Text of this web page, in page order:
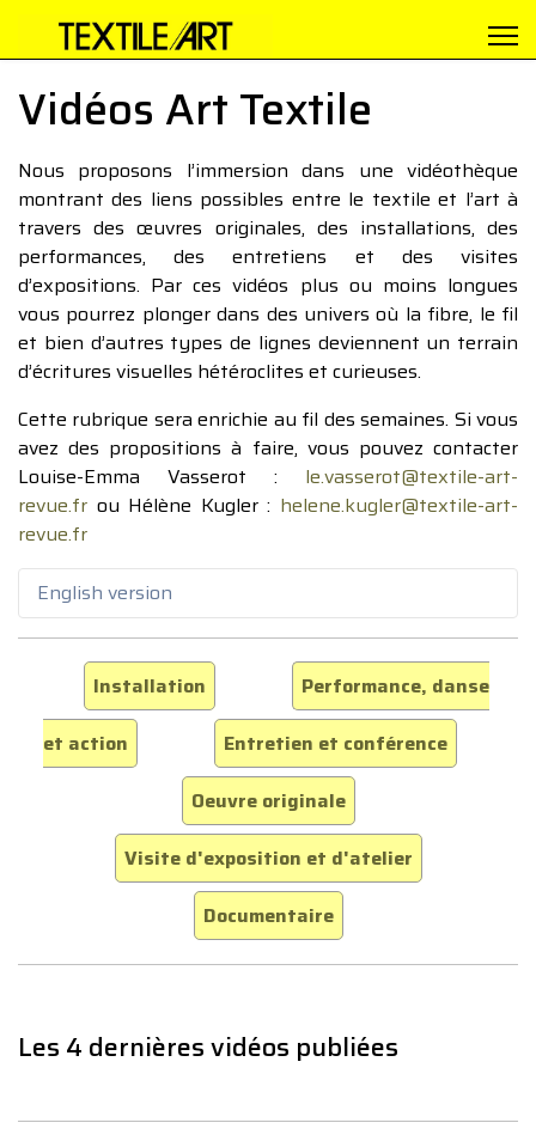
Vidéos Art Textile
Nous proposons l’immersion dans une vidéothèque
montrant des liens possibles entre le textile et l’art à
travers des œuvres originales, des installations, des
performances, des entretiens et des visites
d’expositions. Par ces vidéos plus ou moins longues
vous pourrez plonger dans des univers où la fibre, le fil
et bien d’autres types de lignes deviennent un terrain
d’écritures visuelles hétéroclites et curieuses.
Cette rubrique sera enrichie au fil des semaines. Si vous
avez des propositions à faire, vous pouvez contacter
Louise-Emma Vasserot : le.vasserot@textile-art-
revue.fr ou Hélène Kugler : helene.kugler@textile-art-
revue.fr
English version
Installation
Performance, danse
et action
Entretien et conférence
Oeuvre originale
Visite d'exposition et d'atelier
Documentaire
Les 4 dernières vidéos publiées